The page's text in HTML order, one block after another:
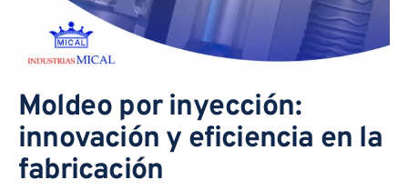
Moldeo por inyección:
innovación y eficiencia en la
fabricación